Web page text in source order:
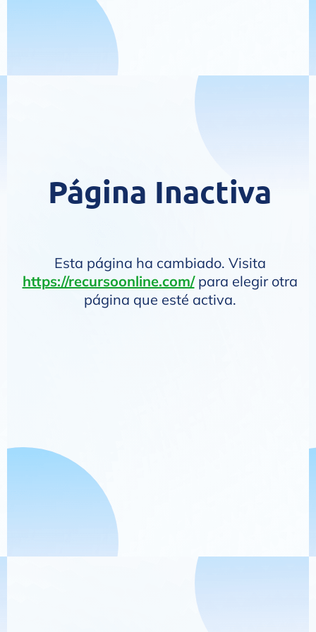
Página Inactiva
Esta página ha cambiado. Visita
https://recursoonline.com/ para elegir otra
página que esté activa.